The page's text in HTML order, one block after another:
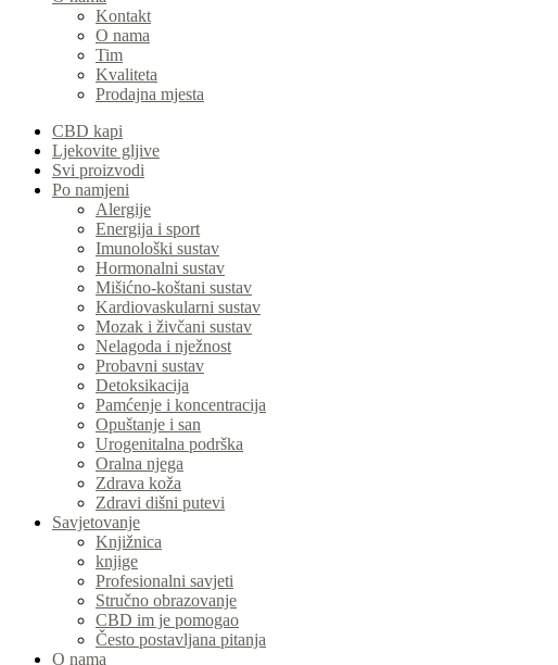
Kontakt
O nama
Tim
Kvaliteta
Prodajna mjesta
CBD kapi
Ljekovite gljive
Svi proizvodi
Po namjeni
Alergije
Energija i sport
Imunološki sustav
Hormonalni sustav
Mišićno-koštani sustav
Kardiovaskularni sustav
Mozak i živčani sustav
Nelagoda i nježnost
Probavni sustav
Detoksikacija
Pamćenje i koncentracija
Opuštanje i san
Urogenitalna podrška
Oralna njega
Zdrava koža
Zdravi dišni putevi
Savjetovanje
Knjižnica
knjige
Profesionalni savjeti
Stručno obrazovanje
CBD im je pomogao
Često postavljana pitanja
O nama